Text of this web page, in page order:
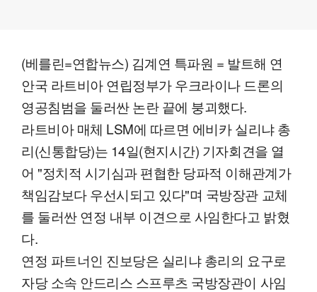
(베를린=연합뉴스) 김계연 특파원 = 발트해 연
안국 라트비아 연립정부가 우크라이나 드론의
영공침범을 둘러싼 논란 끝에 붕괴했다.
라트비아 매체 LSM에 따르면 에비카 실리냐 총
리(신통합당)는 14일(현지시간) 기자회견을 열
어 "정치적 시기심과 편협한 당파적 이해관계가
책임감보다 우선시되고 있다"며 국방장관 교체
를 둘러싼 연정 내부 이견으로 사임한다고 밝혔
다.
연정 파트너인 진보당은 실리냐 총리의 요구로
자당 소속 안드리스 스프루츠 국방장관이 사임